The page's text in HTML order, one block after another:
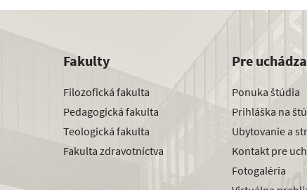
Fakulty
Filozofická fakulta
Pedagogická fakulta
Teologická fakulta
Fakulta zdravotníctva
Pre
Ponuka štúdia
Prihláška na
Ubytovanie a
Kontakt pre
Fotogaléria